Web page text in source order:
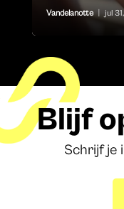
Vandelanotte | jul
Blijf
Schrijf je